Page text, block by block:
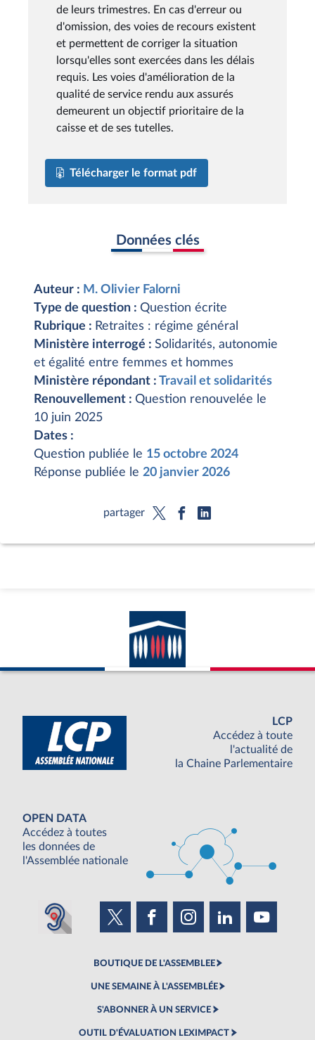
de leurs trimestres. En cas d'erreur ou
d'omission, des voies de recours existent
et permettent de corriger la situation
lorsqu'elles sont exercées dans les délais
requis. Les voies d'amélioration de la
qualité de service rendu aux assurés
demeurent un objectif prioritaire de la
caisse et de ses tutelles.
Télécharger le format pdf
Données clés
Auteur : M. Olivier Falorni
Type de question : Question écrite
Rubrique : Retraites : régime général
Ministère interrogé : Solidarités, autonomie
et égalité entre femmes et hommes
Ministère répondant : Travail et solidarités
Renouvellement : Question renouvelée le
10 juin 2025
Dates :
Question publiée le 15 octobre 2024
Réponse publiée le 20 janvier 2026
partager
LCP
Accédez à toute
l'actualité de
la Chaine Parlementaire
OPEN DATA
Accédez à toutes
les données de
l'Assemblée nationale
BOUTIQUE DE L'ASSEMBLEE
UNE SEMAINE À L'ASSEMBLÉE
S'ABONNER À UN SERVICE
OUTIL D'ÉVALUATION LEXIMPACT